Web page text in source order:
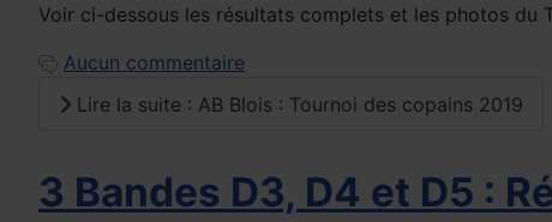
Voir ci-dessous les résultats complets et les photos du
Aucun commentaire
Lire la suite : AB Blois : Tournoi des copains 2019
3 Bandes D3, D4 et D5 :